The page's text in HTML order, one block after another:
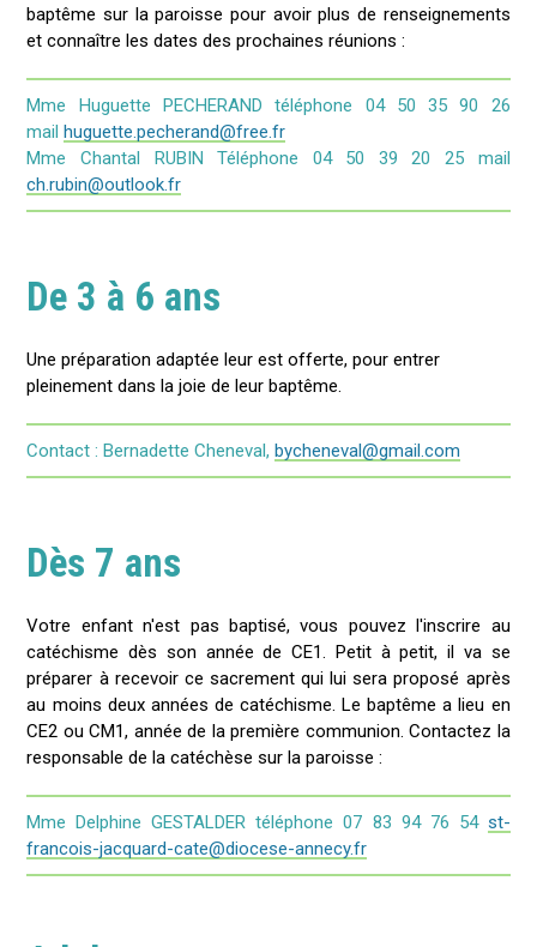
baptême sur la paroisse pour avoir plus de renseignements
et connaître les dates des prochaines réunions :
Mme Huguette PECHERAND téléphone 04 50 35 90 26
mailhuguette.pecherand@free.fr
Mme Chantal RUBIN Téléphone 04 50 39 20 25 mail
ch.rubin@outlook.fr
De 3 à 6 ans
Une préparation adaptée leur est offerte, pour entrer
pleinement dans la joie de leur baptême.
Contact : Bernadette Cheneval,bycheneval@gmail.com
Dès 7 ans
Votre enfant n'est pas baptisé, vous pouvez l'inscrire au
catéchisme dès son année de CE1. Petit à petit, il va se
préparer à recevoir ce sacrement qui lui sera proposé après
au moins deux années de catéchisme. Le baptême a lieu en
CE2 ou CM1, année de la première communion. Contactez la
responsable de la catéchèse sur la paroisse :
Mme Delphine GESTALDER téléphone 07 83 94 76 54 st-
francois-jacquard-cate@diocese-annecy.fr